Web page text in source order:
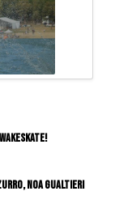
Noa Gualtieri